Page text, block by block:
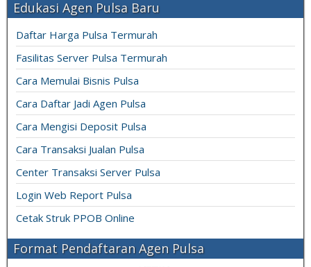
Edukasi Agen Pulsa Baru
Daftar Harga Pulsa Termurah
Fasilitas Server Pulsa Termurah
Cara Memulai Bisnis Pulsa
Cara Daftar Jadi Agen Pulsa
Cara Mengisi Deposit Pulsa
Cara Transaksi Jualan Pulsa
Center Transaksi Server Pulsa
Login Web Report Pulsa
Cetak Struk PPOB Online
Format Pendaftaran Agen Pulsa